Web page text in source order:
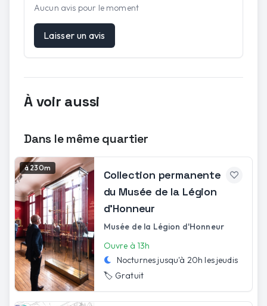
Aucun avis pour le moment
Laisser un avis
À voir aussi
Dans le même quartier
à 230m
Collection permanente
du Musée de la Légion
d'Honneur
Musée de la Légion d'Honneur
Ouvre à 13h
Nocturnes jusqu'à 20h les jeudis
🏷️ Gratuit